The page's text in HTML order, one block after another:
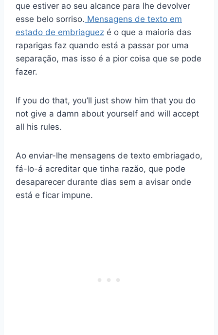
que estiver ao seu alcance para lhe devolver
esse belo sorriso. Mensagens de texto em
estado de embriaguez é o que a maioria das
raparigas faz quando está a passar por uma
separação, mas isso é a pior coisa que se pode
fazer.
If you do that, you’ll just show him that you do
not give a damn about yourself and will accept
all his rules.
Ao enviar-lhe mensagens de texto embriagado,
fá-lo-á acreditar que tinha razão, que pode
desaparecer durante dias sem a avisar onde
está e ficar impune.